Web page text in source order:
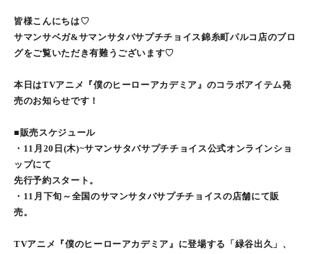
皆様こんにちは♡
サマンサベガ&サマンサタバサプチチョイス錦糸町パルコ店のブロ
グをご覧いただき有難うございます♡
本日はTVアニメ『僕のヒーローアカデミア』のコラボアイテム発
売のお知らせです！
■販売スケジュール
・11月20日(木)~サマンサタバサプチチョイス公式オンラインショ
ップにて
先行予約スタート。
・11月下旬～全国のサマンサタバサプチチョイスの店舗にて販
売。
TVアニメ『僕のヒーローアカデミア』に登場する「緑谷出久」、